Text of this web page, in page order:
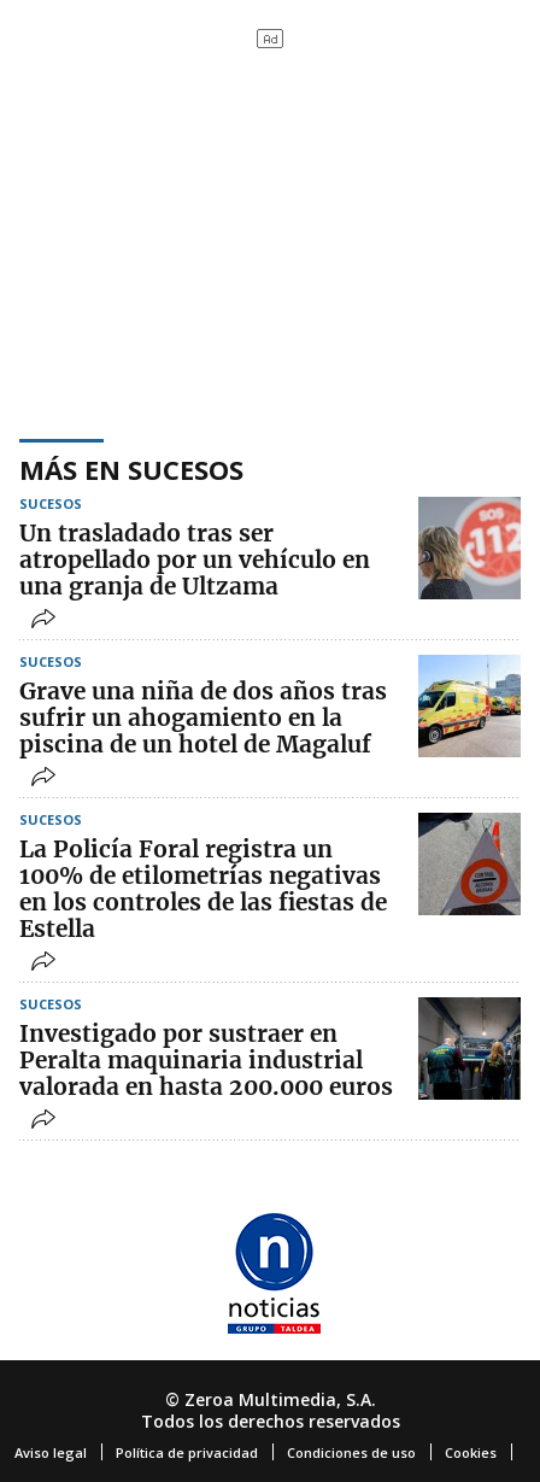
MÁS EN SUCESOS
SUCESOS
Un trasladado tras ser
atropellado por un vehículo en
una granja de Ultzama
SUCESOS
Grave una niña de dos años tras
sufrir un ahogamiento en la
piscina de un hotel de Magaluf
SUCESOS
La Policía Foral registra un
100% de etilometrías negativas
en los controles de las fiestas de
Estella
SUCESOS
Investigado por sustraer en
Peralta maquinaria industrial
valorada en hasta 200.000 euros
© Zeroa Multimedia, S.A.
Todos los derechos reservados
Aviso legal Política de privacidad Condiciones de uso Cookies